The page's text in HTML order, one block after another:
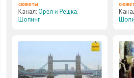
сюжеты
Канал:Орел и Решка.
Шопинг